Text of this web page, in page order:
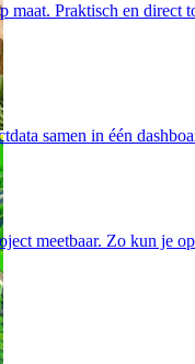
maat. Praktisch en direct
samen in één
meetbaar. Zo kun je